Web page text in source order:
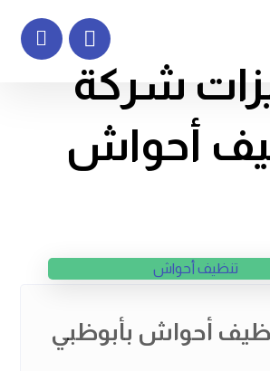
شركة
أحواش
أحواش بأبوظبي